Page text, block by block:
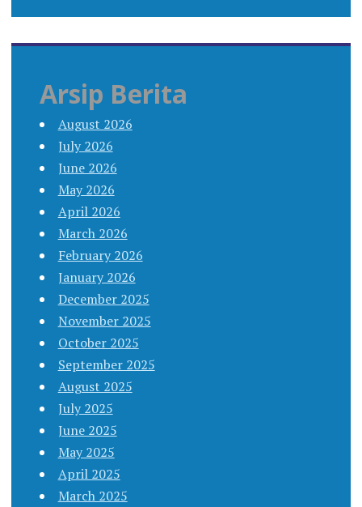
Arsip Berita
August 2026
July 2026
June 2026
May 2026
April 2026
March 2026
February 2026
January 2026
December 2025
November 2025
October 2025
September 2025
August 2025
July 2025
June 2025
May 2025
April 2025
March 2025